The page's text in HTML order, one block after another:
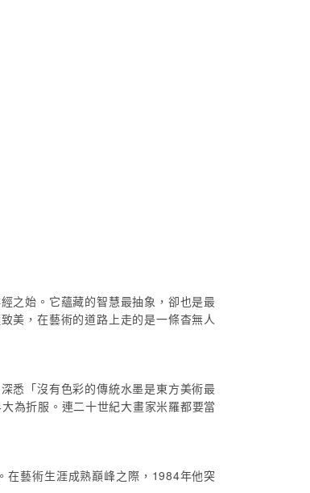
之始。它蘊藏的智慧最抽象，卻也是最
美，在藝術的道路上走的是一條杳無人
悉「沒有色彩的傳統水墨是東方美術最
為折服。連二十世紀大畫家米羅都要當
在藝術生涯成熟巔峰之際，1984年他突